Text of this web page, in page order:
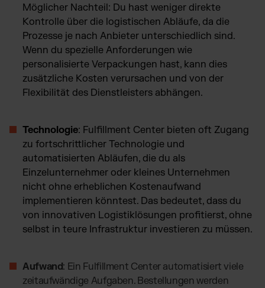
Möglicher Nachteil: Du hast weniger direkte
Kontrolle über die logistischen Abläufe, da die
Prozesse je nach Anbieter unterschiedlich sind.
Wenn du spezielle Anforderungen wie
personalisierte Verpackungen hast, kann dies
zusätzliche Kosten verursachen und von der
Flexibilität des Dienstleisters abhängen.
Technologie: Fulfillment Center bieten oft Zugang
zu fortschrittlicher Technologie und
automatisierten Abläufen, die du als
Einzelunternehmer oder kleines Unternehmen
nicht ohne erheblichen Kostenaufwand
implementieren könntest. Das bedeutet, dass du
von innovativen Logistiklösungen profitierst, ohne
selbst in teure Infrastruktur investieren zu müssen.
Aufwand: Ein Fulfillment Center automatisiert viele
zeitaufwändige Aufgaben. Bestellungen werden